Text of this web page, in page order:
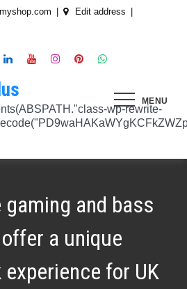
Edit address
MENU
and bass
a unique
for UK